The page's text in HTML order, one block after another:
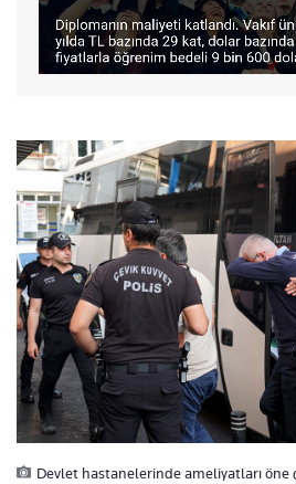
Devlet hastanelerinde ameliyatları öne